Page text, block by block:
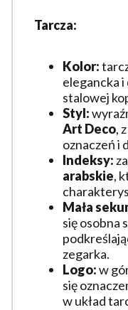
Tarcza:
Kolor:
elegancka
stalowej
Styl:
Art Deco,
oznaczeń i
Indeksy:
arabskie,
Mała
się osobna
zegarka.
Logo:w
się
w układ